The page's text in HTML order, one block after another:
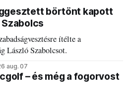
börtönt kapott
ítélte a
László Szabolcsot.
aug. 07
– és még a fogorvost